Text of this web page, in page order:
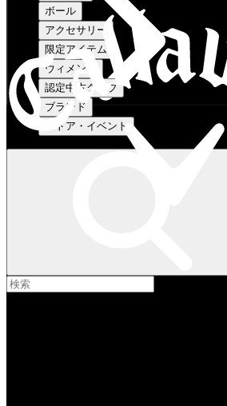
ボール
アクセサリー
限定アイテム
ウィメンズ
認定中古クラブ
ブランド
ストア・イベント